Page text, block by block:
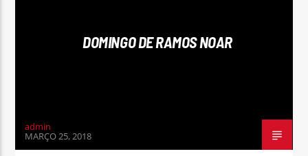
DOMINGO DE RAMOS NOAR
admin
MARÇO 25, 2018